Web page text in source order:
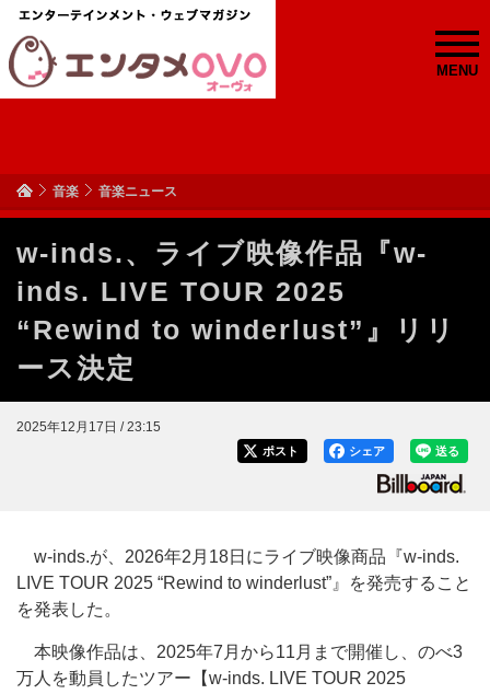
MENU
音楽 音楽ニュース
w-inds.、ライブ映像作品『w-
inds. LIVE TOUR 2025
“Rewind to winderlust”』リリ
ース決定
2025年12月17日 / 23:15
送る
シェア
ポスト
w-inds.が、2026年2月18日にライブ映像商品『w-inds.
LIVE TOUR 2025 “Rewind to winderlust”』を発売すること
を発表した。
本映像作品は、2025年7月から11月まで開催し、のべ3
万人を動員したツアー【w-inds. LIVE TOUR 2025